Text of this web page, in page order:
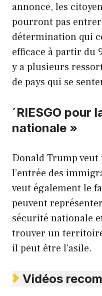
annonce, les
pourront pas entrer
détermination qui
efficace à partir du
y a plusieurs
de pays qui se
´RIESGO pour
nationale »
Donald Trump
l’entrée des
veut également le
peuvent
sécurité nationale
trouver un
il peut être l’asile.
Vidéos